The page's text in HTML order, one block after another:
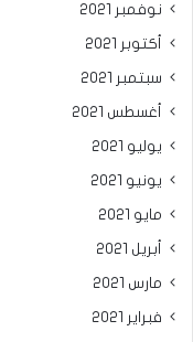
نوفمبر 2021
أكتوبر 2021
سبتمبر 2021
أغسطس 2021
يوليو 2021
يونيو 2021
مايو 2021
أبريل 2021
مارس 2021
فبراير 2021